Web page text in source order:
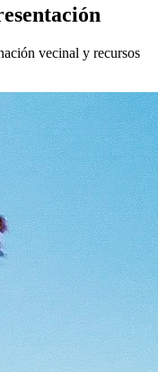
vecinal y recursos